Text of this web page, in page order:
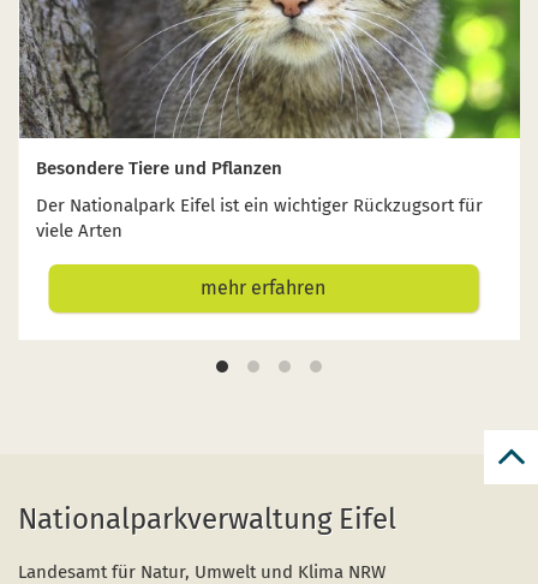
Besondere Tiere und Pflanzen
Der Nationalpark Eifel ist ein wichtiger Rückzugsort für
viele Arten
mehr erfahren
Nationalparkverwaltung Eifel
Landesamt für Natur, Umwelt und Klima NRW